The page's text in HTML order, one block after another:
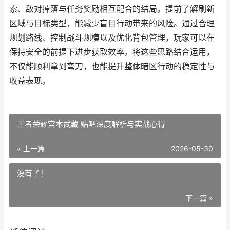
索、敌对掉落与任务奖励相互配合的结局。提前了解刷新
区域与目标类型，能减少盲目行动带来的风险。通过合理
规划路线、控制战斗规模以及优化背包管理，玩家可以在
保持安全的前提下进步获取效率。将这些思路结合运用，
不仅能顺利拿到弯刀，也能提升整体暗区行动的稳定性与
收益表现。
王者荣耀宫本武藏 贴吧深度解析与实战心得
« 上一篇 2026-05-30
没有了！
下一篇 »